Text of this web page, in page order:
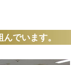
でいます。